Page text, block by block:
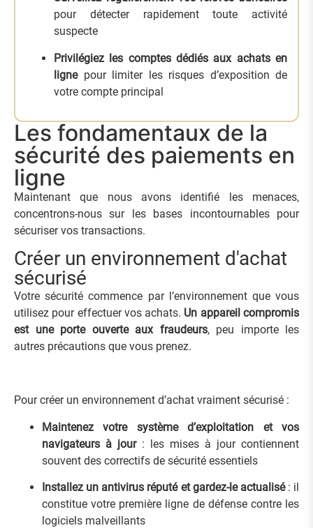
pour détecter rapidement toute activité
suspecte
Privilégiez les comptes dédiés aux achats en
lignepour limiter les risques d’exposition de
votre compte principal
Les fondamentaux de la
sécurité des paiements en
ligne
Maintenant que nous avons identifié les menaces,
concentrons-nous sur les bases incontournables pour
sécuriser vos transactions.
Créer un environnement d'achat
sécurisé
Votre sécurité commence par l’environnement que vous
utilisez pour effectuer vos achats. Un appareil compromis
est une porte ouverte aux fraudeurs, peu importe les
autres précautions que vous prenez.
Pour créer un environnement d’achat vraiment sécurisé :
Maintenez votre système d’exploitation et vos
navigateurs à jour: les mises à jour contiennent
souvent des correctifs de sécurité essentiels
Installez un antivirus réputé et gardez-le actualisé: il
constitue votre première ligne de défense contre les
logiciels malveillants